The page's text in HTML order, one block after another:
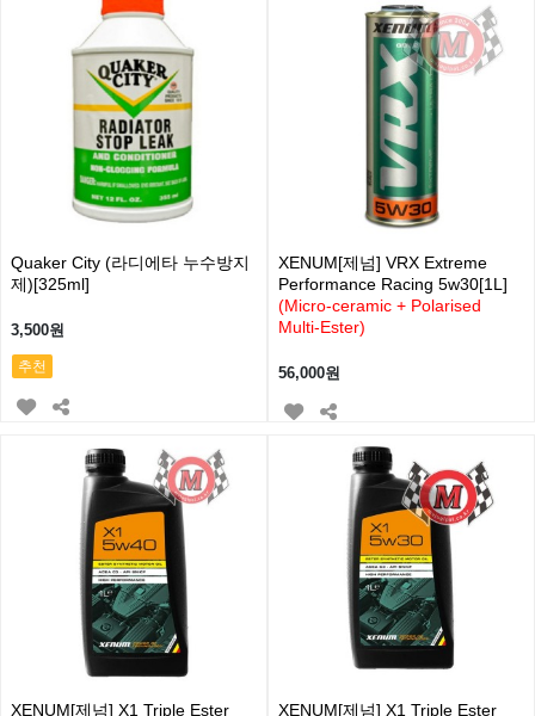
Quaker City (라디에타 누수방지
제)[325ml]
3,500원
추천
XENUM[제넘] VRX Extreme
Performance Racing 5w30[1L]
(Micro-ceramic + Polarised
Multi-Ester)
56,000원
XENUM[제넘] X1 Triple Ester
XENUM[제넘] X1 Triple Ester